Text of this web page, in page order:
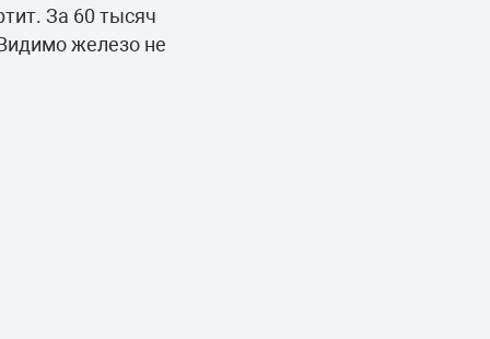
За 60 тысяч
железо не